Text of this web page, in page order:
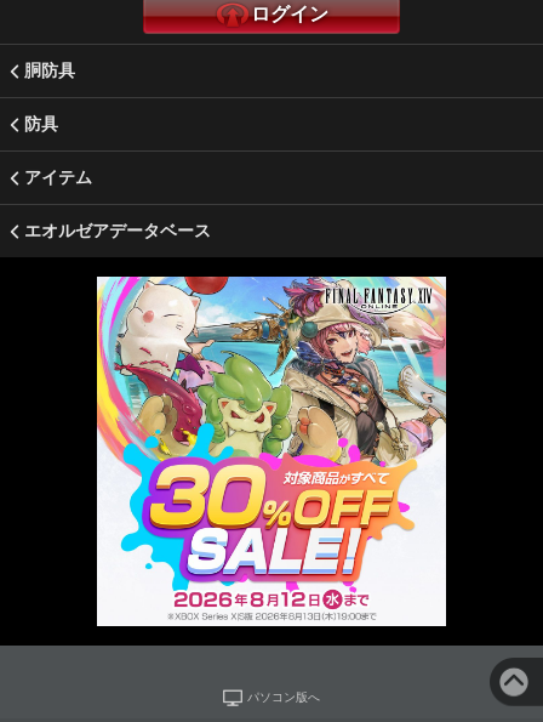
ログイン
胴防具
防具
アイテム
エオルゼアデータベース
パソコン版へ